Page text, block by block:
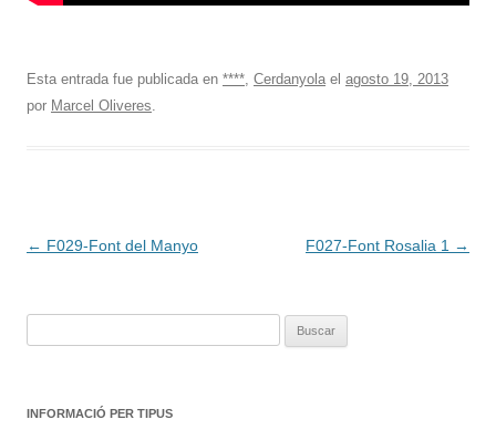
Esta entrada fue publicada en ****, Cerdanyola el agosto 19, 2013
por Marcel Oliveres.
Navegación
← F029-Font del Manyo F027-Font Rosalia 1 →
INFORMACIÓ PER TIPUS